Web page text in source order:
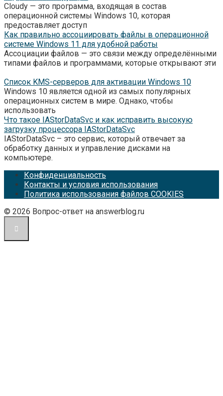
Cloudy — это программа, входящая в состав
операционной системы Windows 10, которая
предоставляет доступ
Как правильно ассоциировать файлы в операционной
системе Windows 11 для удобной работы
Ассоциации файлов — это связи между определёнными
типами файлов и программами, которые открывают эти
Список KMS-серверов для активации Windows 10
Windows 10 является одной из самых популярных
операционных систем в мире. Однако, чтобы
использовать
Что такое IAStorDataSvc и как исправить высокую
загрузку процессора IAStorDataSvc
IAStorDataSvc – это сервис, который отвечает за
обработку данных и управление дисками на
компьютере.
Конфиденциальность
Контакты и условия использования
Политика использования файлов COOKIES
© 2026 Вопрос-ответ на answerblog.ru